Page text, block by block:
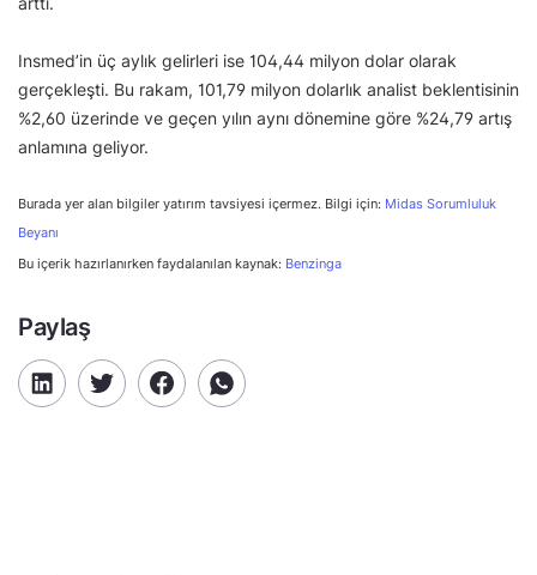
Insmed’in üç aylık gelirleri ise 104,44 milyon dolar olarak
gerçekleşti. Bu rakam, 101,79 milyon dolarlık analist beklentisinin
%2,60 üzerinde ve geçen yılın aynı dönemine göre %24,79 artış
anlamına geliyor.
Burada yer alan bilgiler yatırım tavsiyesi içermez. Bilgi için: Midas Sorumluluk
Beyanı
Bu içerik hazırlanırken faydalanılan kaynak: Benzinga
Paylaş